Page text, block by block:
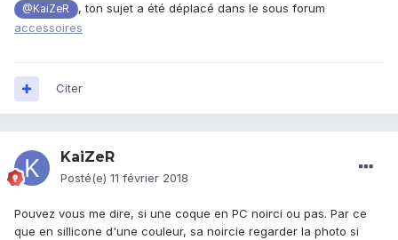
@KaiZeR
, ton sujet a été déplacé dans le sous forum
accessoires
Citer
KaiZeR
Posté(e) 11 février 2018
Pouvez vous me dire, si une coque en PC noirci ou pas. Par ce
que en sillicone d'une couleur, sa noircie regarder la photo si